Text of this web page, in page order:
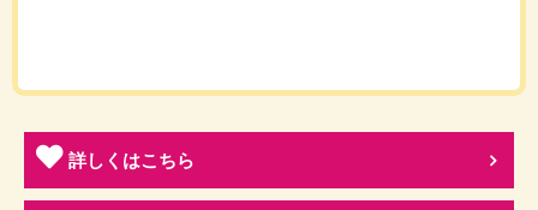
詳しくはこちら